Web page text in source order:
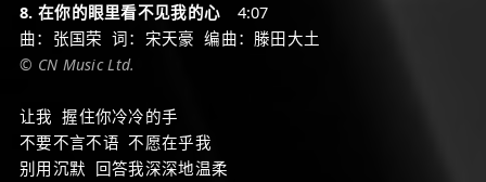
8. 在你的眼里看不见我的心 4:07
曲：张国荣 词：宋天豪 编曲：滕田大土
© CN Music Ltd.
让我 握住你冷冷的手
不要不言不语 不愿在乎我
别用沉默 回答我深深地温柔